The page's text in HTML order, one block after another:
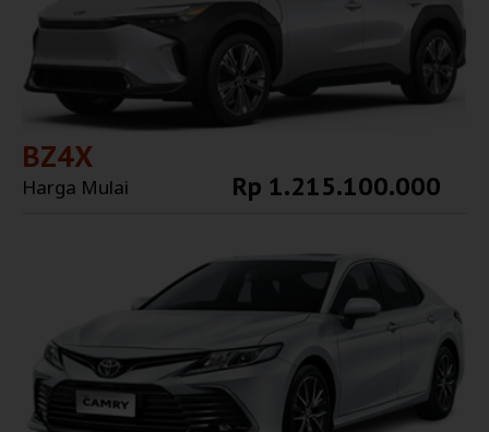
BZ4X
Harga Mulai Rp 1.215.100.000